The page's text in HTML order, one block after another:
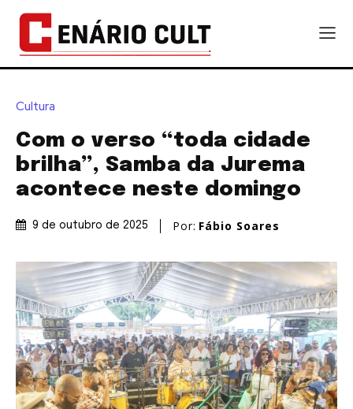
Cultura
Com o verso “toda cidade
brilha”, Samba da Jurema
acontece neste domingo
9 de outubro de 2025 Por: Fábio Soares